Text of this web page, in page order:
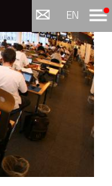
EN Menu